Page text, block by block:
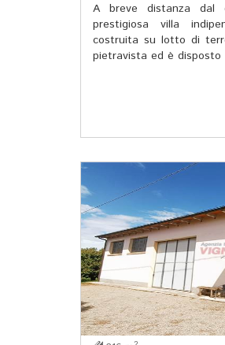
A breve distanza dal
prestigiosa villa
costruita su lotto di
pietravista ed è